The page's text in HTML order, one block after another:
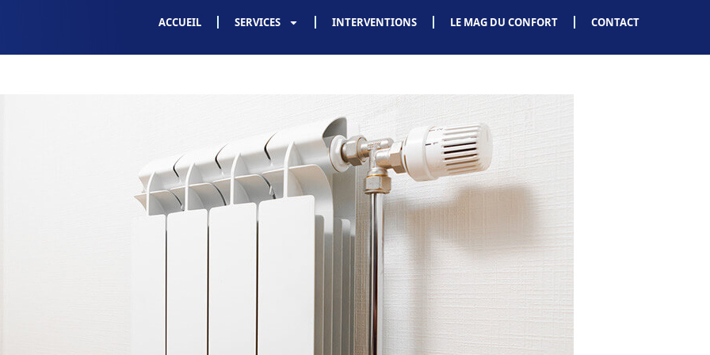
ACCUEIL SERVICES INTERVENTIONS LE MAG DU CONFORT CONTACT